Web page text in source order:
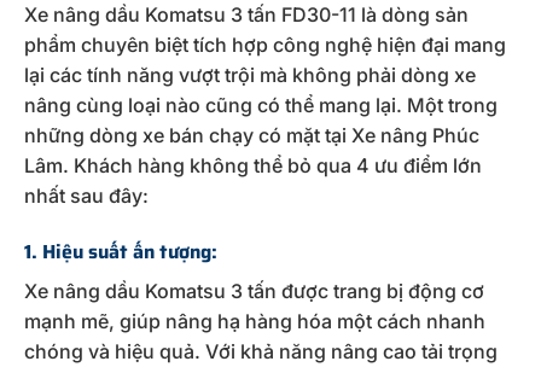
Xe nâng dầu Komatsu 3 tấn FD30-11 là dòng sản
phẩm chuyên biệt tích hợp công nghệ hiện đại mang
lại các tính năng vượt trội mà không phải dòng xe
nâng cùng loại nào cũng có thể mang lại. Một trong
những dòng xe bán chạy có mặt tại Xe nâng Phúc
Lâm. Khách hàng không thể bỏ qua 4 ưu điểm lớn
nhất sau đây:
1. Hiệu suất ấn tượng:
Xe nâng dầu Komatsu 3 tấn được trang bị động cơ
mạnh mẽ, giúp nâng hạ hàng hóa một cách nhanh
chóng và hiệu quả. Với khả năng nâng cao tải trọng